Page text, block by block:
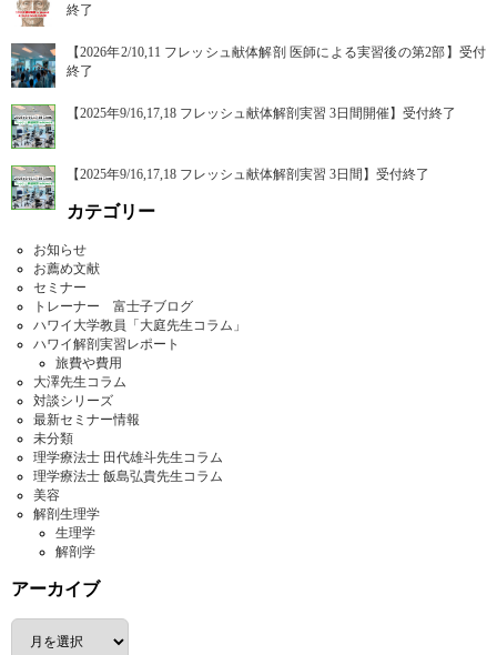
終了
【2026年2/10,11 フレッシュ献体解剖 医師による実習後の第2部】受付
終了
【2025年9/16,17,18 フレッシュ献体解剖実習 3日間開催】受付終了
【2025年9/16,17,18 フレッシュ献体解剖実習 3日間】受付終了
カテゴリー
お知らせ
お薦め文献
セミナー
トレーナー 富士子ブログ
ハワイ大学教員「大庭先生コラム」
ハワイ解剖実習レポート
旅費や費用
大澤先生コラム
対談シリーズ
最新セミナー情報
未分類
理学療法士 田代雄斗先生コラム
理学療法士 飯島弘貴先生コラム
美容
解剖生理学
生理学
解剖学
アーカイブ
ア